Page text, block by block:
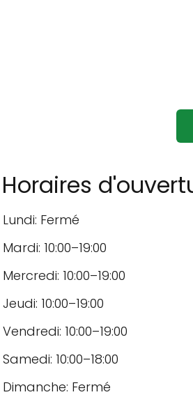
Horaires
Lundi: Fermé
Mardi: 10:00–19:00
Mercredi: 10:00–19:00
Jeudi: 10:00–19:00
Vendredi: 10:00–19:00
Samedi: 10:00–18:00
Dimanche: Fermé